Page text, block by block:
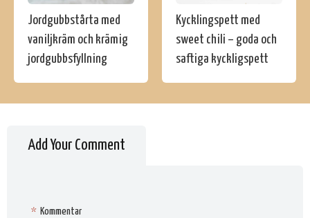
Jordgubbstårta med
vaniljkräm och krämig
jordgubbsfyllning
Kycklingspett med
sweet chili – goda och
saftiga kyckligspett
Add Your Comment
Kommentar
*